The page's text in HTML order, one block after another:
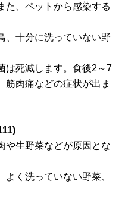
た、ペットから感染する
、十分に洗っていない野
は死滅します。食後2～7
筋肉痛などの症状が出ま
や生野菜などが原因とな
く洗っていない野菜、